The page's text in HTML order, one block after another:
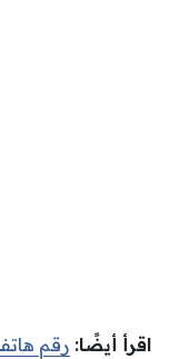
اقرأ أيضًا: رقم